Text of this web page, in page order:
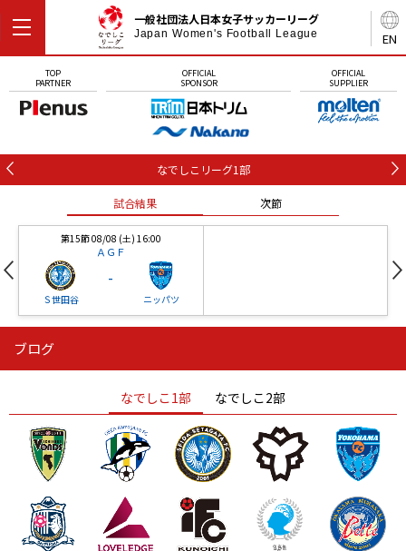
EN
一般社団法人日本女子サッカーリーグ
Japan Women's Football League
TOP
PARTNER
OFFICIAL
SPONSOR
OFFICIAL
SUPPLIER
なでしこリーグ1部
試合結果 次節
第15節 08/08 (土) 16:00
ＡＧＦ
Ｓ世田谷
-
ニッパツ
ニッパツ
ニッパツ 名古屋
石人の星
静岡 愛媛Ｌ
ブログ
なでしこ1部 なでしこ2部